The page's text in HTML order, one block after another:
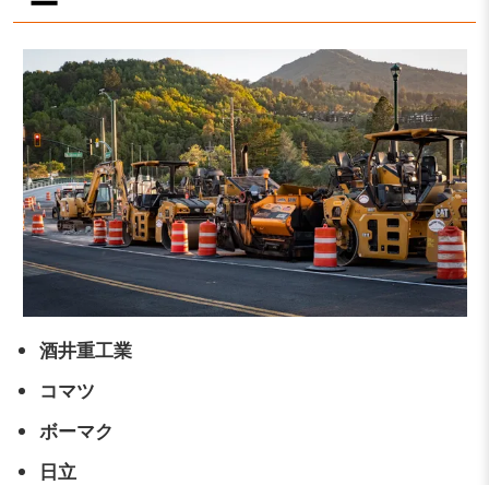
酒井重工業
コマツ
ボーマク
日立